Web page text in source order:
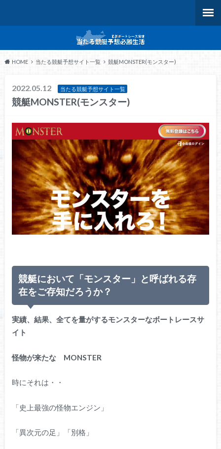
HOME 当たる競艇予想サイト一覧 競艇MONSTER(モンスター)
2022.05.12 当たる競艇予想サイト一覧
競艇MONSTER(モンスター)
競艇において「モンスター」と呼ばれる存
在をご存知だろうか？
実績、結果、全てを量がするモンスターなボートレースサ
イト
怪物が来たな MONSTER
時にそれは・・
「史上最強の怪物エンジン」
「異次元の足」「別格」